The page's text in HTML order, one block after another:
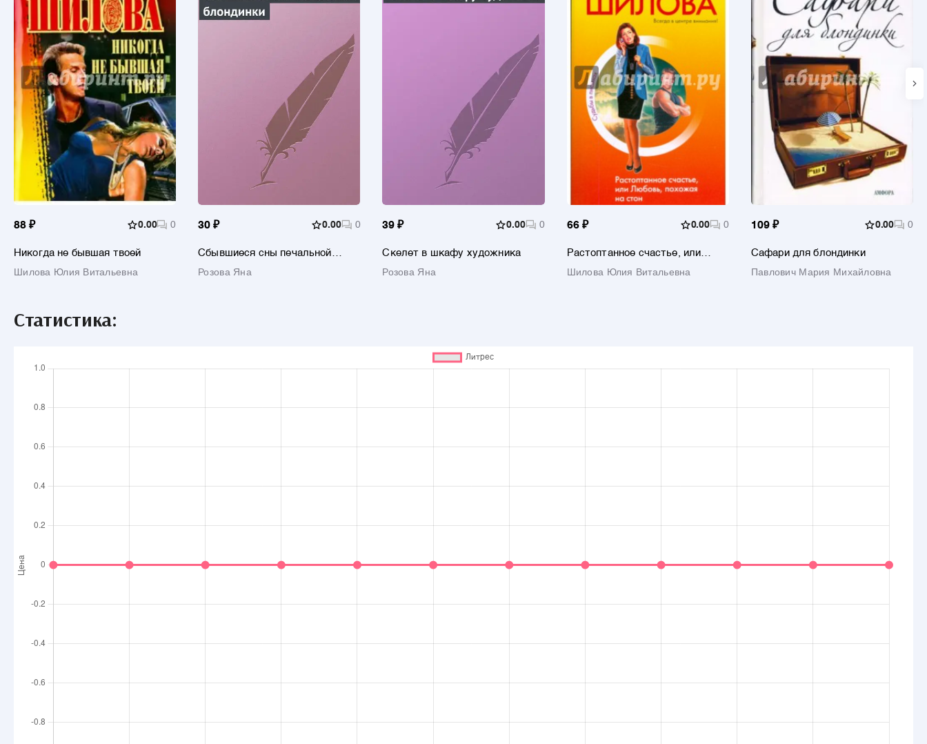
88 ₽ 0.00 0
Никогда не бывшая твоей
Шилова Юлия Витальевна
30 ₽ 0.00 0
Сбывшиеся сны печальной
Розова Яна
39 ₽ 0.00 0
Скелет в шкафу художника
Розова Яна
66 ₽ 0.00 0
Растоптанное счастье, или
Шилова Юлия Витальевна
109 ₽ 0.00 0
Сафари для блондинки
Павлович Мария Михайловна
Статистика: